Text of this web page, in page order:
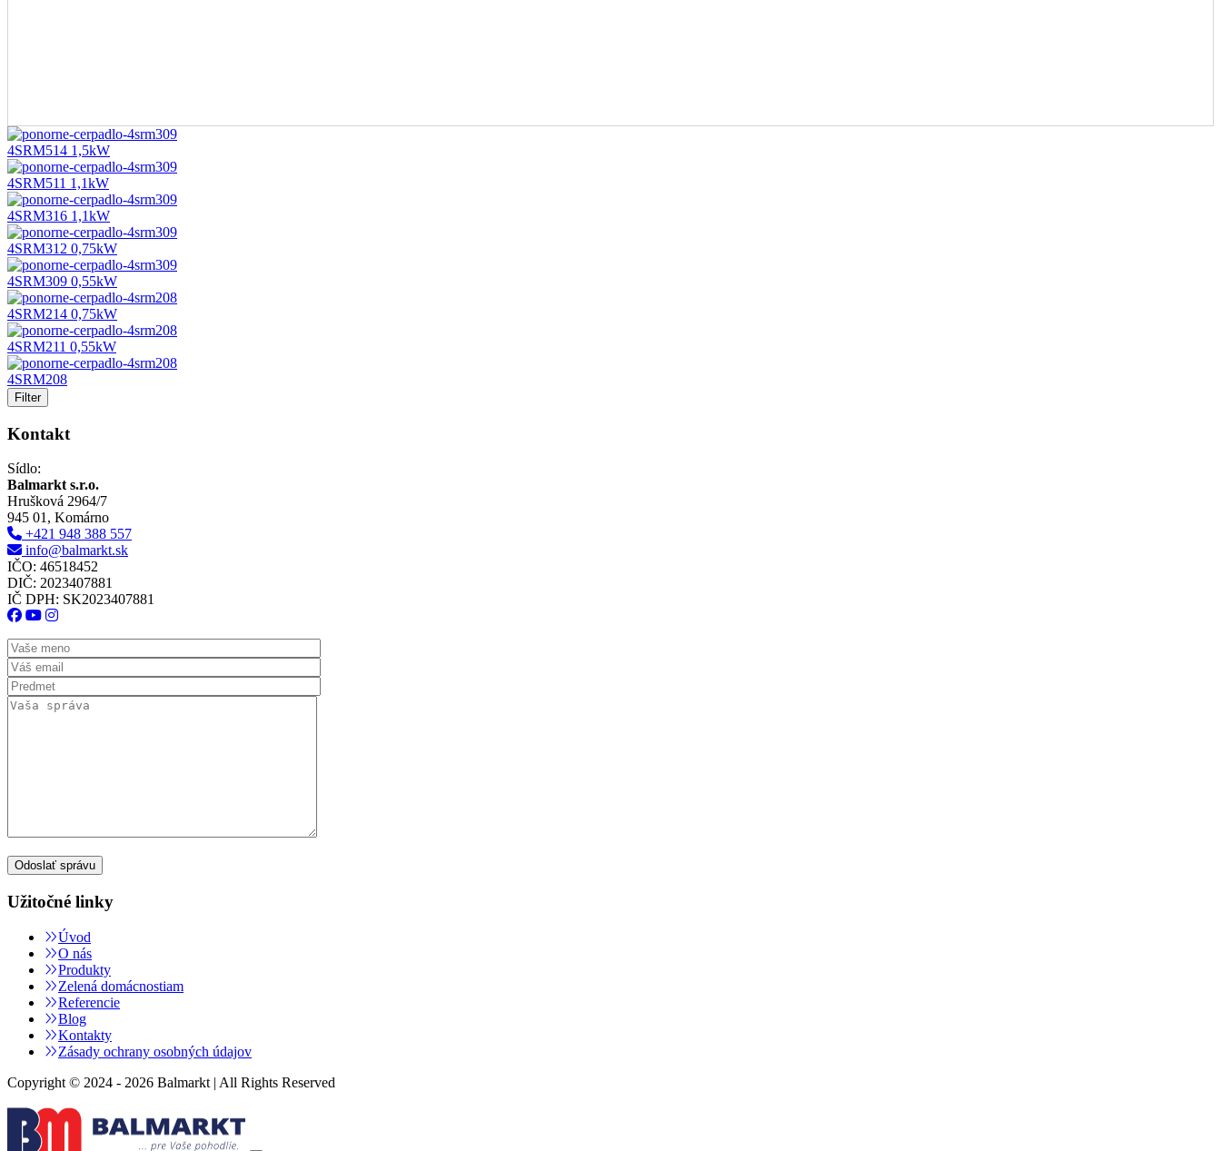
4SRM514 1,5kW
4SRM511 1,1kW
4SRM316 1,1kW
4SRM312 0,75kW
4SRM309 0,55kW
4SRM214 0,75kW
4SRM211 0,55kW
4SRM208
Filter
Kontakt
Sídlo:
Balmarkt s.r.o.
Hrušková 2964/7
945 01, Komárno
+421 948 388 557
info@balmarkt.sk
IČO: 46518452
DIČ: 2023407881
IČ DPH: SK2023407881
Užitočné linky
Úvod
O nás
Produkty
Zelená domácnostiam
Referencie
Blog
Kontakty
Zásady ochrany osobných údajov
Copyright © 2024 - 2026 Balmarkt | All Rights Reserved